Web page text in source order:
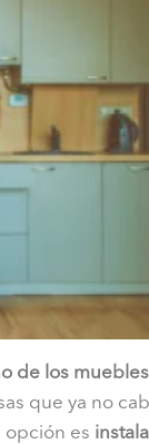
de los
que ya no
opción es